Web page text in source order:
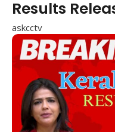
Results
askcctv